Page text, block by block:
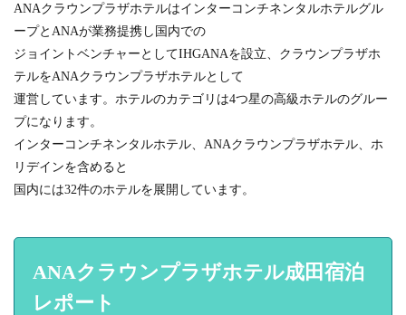
ANAクラウンプラザホテルはインターコンチネンタルホテルグル
ープとANAが業務提携し国内での
ジョイントベンチャーとしてIHGANAを設立、クラウンプラザホ
テルをANAクラウンプラザホテルとして
運営しています。ホテルのカテゴリは4つ星の高級ホテルのグルー
プになります。
インターコンチネンタルホテル、ANAクラウンプラザホテル、ホ
リデインを含めると
国内には32件のホテルを展開しています。
ANAクラウンプラザホテル成田宿泊
レポート